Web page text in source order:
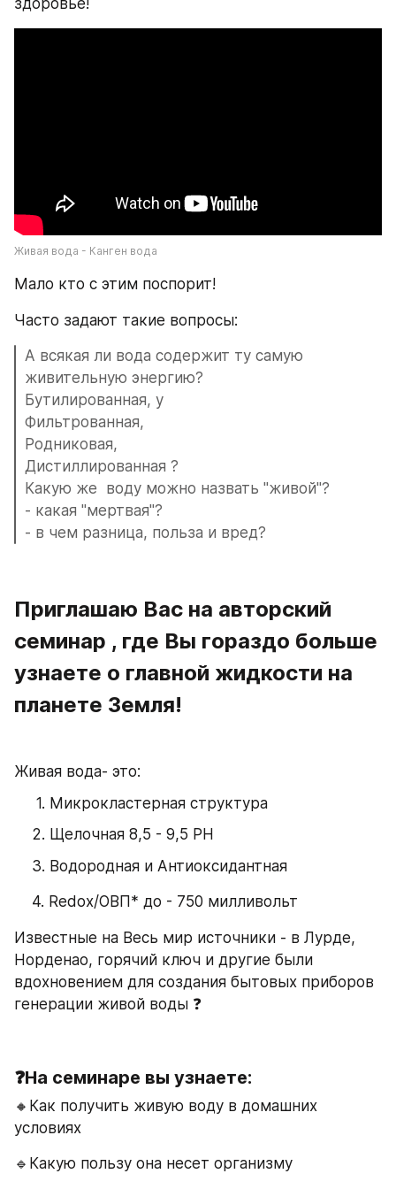
здоровье!
Живая вода - Канген вода
Мало кто с этим поспорит!
Часто задают такие вопросы:
А всякая ли вода содержит ту самую
живительную энергию?
Бутилированная, y
Фильтрованная,
Родниковая,
Дистиллированная ?
Какую же  воду можно назвать "живой"?
- какая "мертвая"?
- в чем разница, польза и вред?
Приглашаю Вас на авторский
семинар , где Вы гораздо больше
узнаете о главной жидкости на
планете Земля!
Живая вода- это:
Микрокластерная структура
Щелочная 8,5 - 9,5 PH
Водородная и Антиоксидантная
    4. Redox/ОВП* до - 750 милливольт
Известные на Весь мир источники - в Лурде,
Норденао, горячий ключ и другие были
вдохновением для создания бытовых приборов
генерации живой воды ❓
❓На семинаре вы узнаете:
🔸Как получить живую воду в домашних
условиях
🔹Какую пользу она несет организму